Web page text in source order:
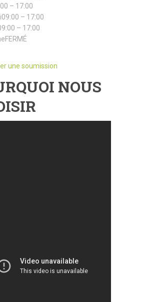
– 17:00
– 17:00
– 17:00
une soumission
NOUS